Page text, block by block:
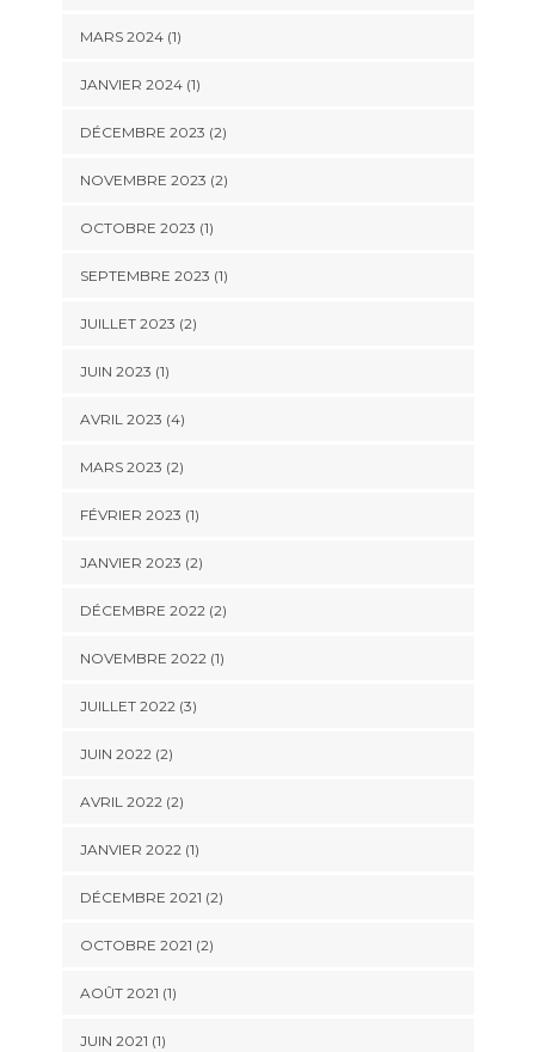
MARS 2024(1)
JANVIER 2024(1)
DÉCEMBRE 2023 (2)
NOVEMBRE 2023 (2)
OCTOBRE 2023 (1)
SEPTEMBRE 2023 (1)
JUILLET 2023 (2)
JUIN 2023 (1)
AVRIL 2023 (4)
MARS 2023 (2)
FÉVRIER 2023 (1)
JANVIER 2023 (2)
DÉCEMBRE 2022(2)
NOVEMBRE 2022(1)
JUILLET 2022(3)
JUIN 2022(2)
AVRIL 2022(2)
JANVIER 2022(1)
DÉCEMBRE 2021 (2)
OCTOBRE 2021 (2)
AOÛT 2021 (1)
JUIN 2021 (1)